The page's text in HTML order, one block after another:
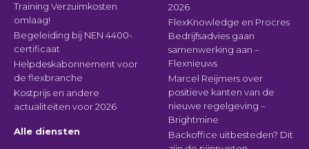
Training Verzuimkosten
omlaag!
Begeleiding bij NEN 4400-
certificaat
Helpdeskabonnement voor
de flexbranche
Kostprijs en andere
actualiteiten voor 2026
Alle diensten
2026
FlexKnowledge en Procres
Bedrijfsadvies gaan
samenwerking aan –
Flexnieuws
Marcel Reijmers over
positieve kanten van de
nieuwe regelgeving –
Brightmine
Backoffice uitbesteden? Dit